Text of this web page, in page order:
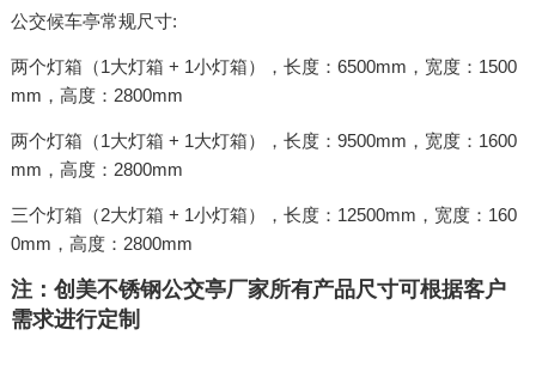
公交候车亭常规尺寸:
两个灯箱（1大灯箱 + 1小灯箱），长度：6500mm，宽度：1500
mm，高度：2800mm
两个灯箱（1大灯箱 + 1大灯箱），长度：9500mm，宽度：1600
mm，高度：2800mm
三个灯箱（2大灯箱 + 1小灯箱），长度：12500mm，宽度：160
0mm，高度：2800mm
注：创美不锈钢公交亭厂家所有产品尺寸可根据客户
需求进行定制